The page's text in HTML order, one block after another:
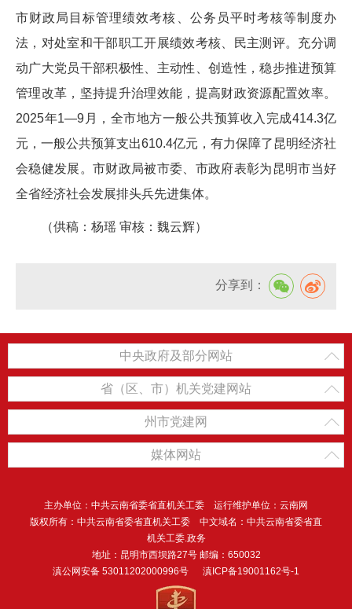
市财政局目标管理绩效考核、公务员平时考核等制度办
法，对处室和干部职工开展绩效考核、民主测评。充分调
动广大党员干部积极性、主动性、创造性，稳步推进预算
管理改革，坚持提升治理效能，提高财政资源配置效率。
2025年1—9月，全市地方一般公共预算收入完成414.3亿
元，一般公共预算支出610.4亿元，有力保障了昆明经济社
会稳健发展。市财政局被市委、市政府表彰为昆明市当好
全省经济社会发展排头兵先进集体。
（供稿：杨瑶 审核：魏云辉）
分享到：
中央政府及部分网站
省（区、市）机关党建网站
州市党建网
媒体网站
主办单位：中共云南省委省直机关工委 运行维护单位：云南网
版权所有：中共云南省委省直机关工委 中文域名：中共云南省委省直
机关工委.政务
地址：昆明市西坝路27号 邮编：650032
滇公网安备 53011202000996号
滇ICP备19001162号-1